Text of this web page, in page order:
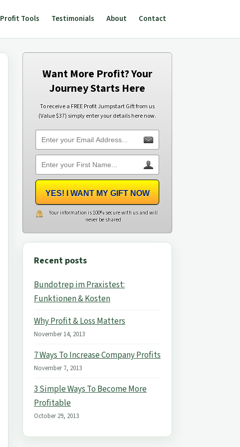
Profit Tools Testimonials About Contact
Want More Profit? Your
Journey Starts Here
To receive a FREE Profit Jumpstart Gift from us
(Value $37) simply enter your details here now.
YES! I WANT MY GIFT NOW
Your information is 100% secure with us and will
never be shared
Recent posts
Bundotrep im Praxistest:
Funktionen & Kosten
Why Profit & Loss Matters
November 14, 2013
7 Ways To Increase Company Profits
November 7, 2013
3 Simple Ways To Become More
Profitable
October 29, 2013